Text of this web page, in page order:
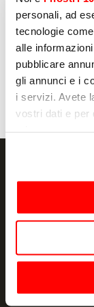
personali, ad
tecnologie
alle
pubblicare
gli annunci e i
i servizi. Avete
vostri dati e per
modificare o
momento dalla
sull'icona di
geografica,
MAQUINAS
tu correo